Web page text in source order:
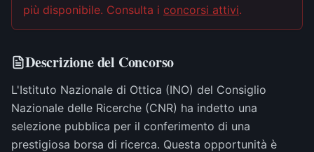
più disponibile. Consulta i concorsi attivi.
Descrizione del Concorso
L'Istituto Nazionale di Ottica (INO) del Consiglio
Nazionale delle Ricerche (CNR) ha indetto una
selezione pubblica per il conferimento di una
prestigiosa borsa di ricerca. Questa opportunità è